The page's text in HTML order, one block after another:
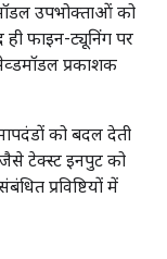
उपभोक्ताओं को
ही फाइन-ट्यूनिंग पर
प्रकाशक
को बदल देती
जैसे टेक्स्ट इनपुट को
प्रविष्टियों में